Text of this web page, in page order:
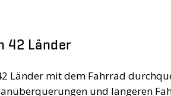
42 Länder
Länder mit dem Fahrrad
und längeren